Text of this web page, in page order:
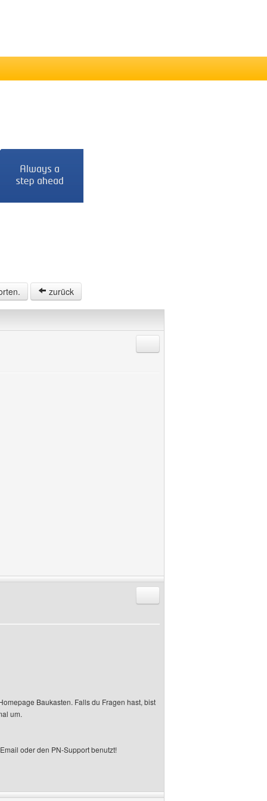
zurück
Baukasten. Falls du Fragen hast, bist
um.
oder den PN-Support benutzt!